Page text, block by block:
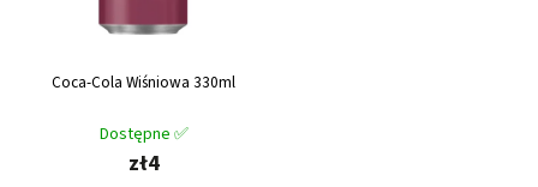
Coca-Cola Wiśniowa 330ml
Dostępne ✅
zł4